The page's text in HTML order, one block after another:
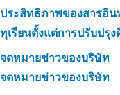
ประสิทธิภาพของสารอิน
ทุเรียนตั้งแต่การปรับปรุ
จดหมายข่าวของบริษัท
จดหมายข่าวของบริษัท